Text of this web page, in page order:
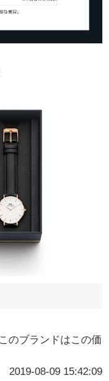
のブランドはこの価
2019-08-09 15:42:09